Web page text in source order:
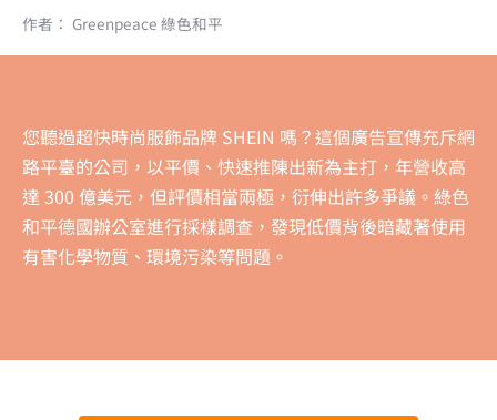
作者： Greenpeace 綠色和平
您聽過超快時尚服飾品牌 SHEIN 嗎？這個廣告宣傳充斥網
路平臺的公司，以平價、快速推陳出新為主打，年營收高
達 300 億美元，但評價相當兩極，衍伸出許多爭議。綠色
和平德國辦公室進行採樣調查，發現低價背後暗藏著使用
有害化學物質、環境污染等問題。